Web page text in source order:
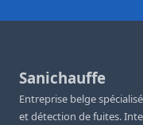
Sanichauffe
Entreprise belge
et détection de fuites.